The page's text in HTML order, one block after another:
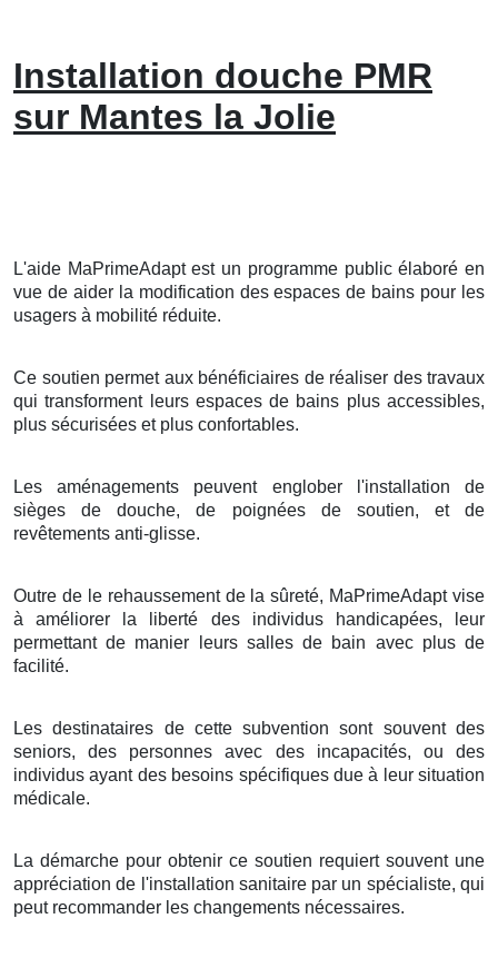
Installation douche PMR
sur Mantes la Jolie
L'aide MaPrimeAdapt est un programme public élaboré en
vue de aider la modification des espaces de bains pour les
usagers à mobilité réduite.
Ce soutien permet aux bénéficiaires de réaliser des travaux
qui transforment leurs espaces de bains plus accessibles,
plus sécurisées et plus confortables.
Les aménagements peuvent englober l'installation de
sièges de douche, de poignées de soutien, et de
revêtements anti-glisse.
Outre de le rehaussement de la sûreté, MaPrimeAdapt vise
à améliorer la liberté des individus handicapées, leur
permettant de manier leurs salles de bain avec plus de
facilité.
Les destinataires de cette subvention sont souvent des
seniors, des personnes avec des incapacités, ou des
individus ayant des besoins spécifiques due à leur situation
médicale.
La démarche pour obtenir ce soutien requiert souvent une
appréciation de l'installation sanitaire par un spécialiste, qui
peut recommander les changements nécessaires.